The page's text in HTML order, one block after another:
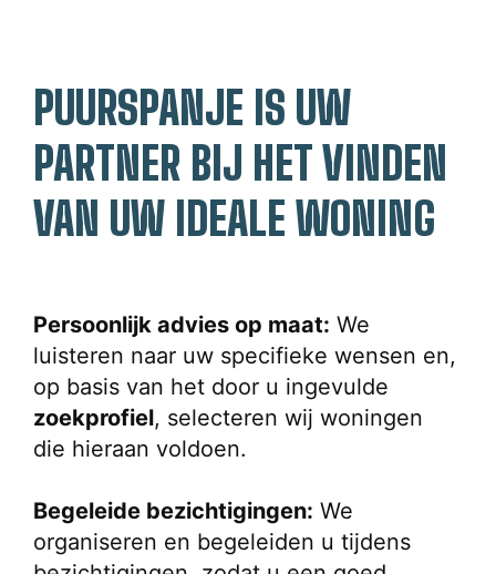
PUURSPANJE IS UW
PARTNER BIJ HET VINDEN
VAN UW IDEALE WONING
Persoonlijk advies op maat: We
luisteren naar uw specifieke wensen en,
op basis van het door u ingevulde
zoekprofiel, selecteren wij woningen
die hieraan voldoen.
Begeleide bezichtigingen: We
organiseren en begeleiden u tijdens